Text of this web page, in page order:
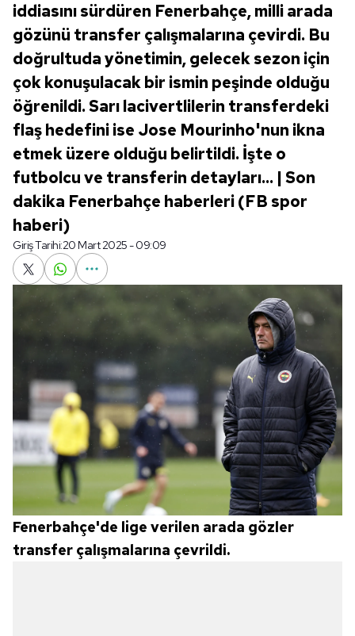
iddiasını sürdüren Fenerbahçe, milli arada
gözünü transfer çalışmalarına çevirdi. Bu
doğrultuda yönetimin, gelecek sezon için
çok konuşulacak bir ismin peşinde olduğu
öğrenildi. Sarı lacivertlilerin transferdeki
flaş hedefini ise Jose Mourinho'nun ikna
etmek üzere olduğu belirtildi. İşte o
futbolcu ve transferin detayları... | Son
dakika Fenerbahçe haberleri (FB spor
haberi)
Giriş Tarihi:20 Mart 2025 - 09:09
Fenerbahçe'de lige verilen arada gözler
transfer çalışmalarına çevrildi.